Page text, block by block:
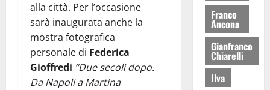
alla città. Per l’occasione
sarà inaugurata anche la
mostra fotografica
personale di Federica
Gioffredi “Due secoli dopo.
Da Napoli a Martina
Franco
Ancona
Gianfranco
Chiarelli
Ilva